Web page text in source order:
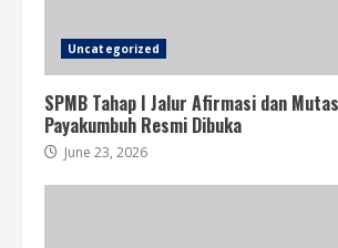
Uncategorized
SPMB Tahap I Jalur Afirmasi dan
Payakumbuh Resmi Dibuka
June 23, 2026